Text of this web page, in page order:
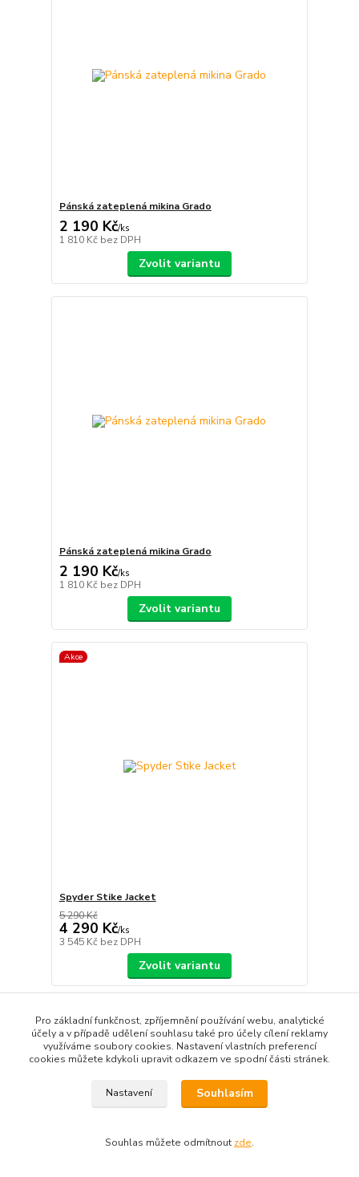
Pánská zateplená mikina Grado
2 190 Kč/ks
1 810 Kč bez DPH
Zvolit variantu
Pánská zateplená mikina Grado
2 190 Kč/ks
1 810 Kč bez DPH
Zvolit variantu
Akce
Spyder Stike Jacket
5 290 Kč
4 290 Kč/ks
3 545 Kč bez DPH
Zvolit variantu
Pro základní funkčnost, zpříjemnění používání webu, analytické
účely a v případě udělení souhlasu také pro účely cílení reklamy
využíváme soubory cookies. Nastavení vlastních preferencí
cookies můžete kdykoli upravit odkazem ve spodní části stránek.
Nastavení Souhlasím
Souhlas můžete odmítnout zde.